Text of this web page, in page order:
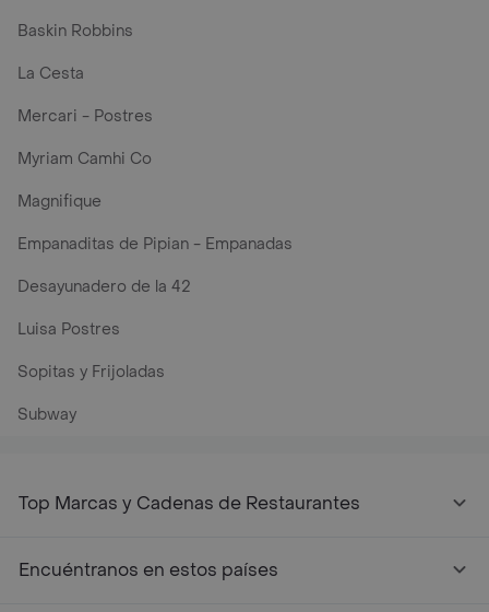
Baskin Robbins
La Cesta
Mercari - Postres
Myriam Camhi Co
Magnifique
Empanaditas de Pipian - Empanadas
Desayunadero de la 42
Luisa Postres
Sopitas y Frijoladas
Subway
Top Marcas y Cadenas de Restaurantes
Encuéntranos en estos países